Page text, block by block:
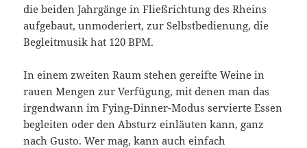
die beiden Jahrgänge in Fließrichtung des Rheins
aufgebaut, unmoderiert, zur Selbstbedienung, die
Begleitmusik hat 120 BPM.
In einem zweiten Raum stehen gereifte Weine in
rauen Mengen zur Verfügung, mit denen man das
irgendwann im Fying-Dinner-Modus servierte Essen
begleiten oder den Absturz einläuten kann, ganz
nach Gusto. Wer mag, kann auch einfach